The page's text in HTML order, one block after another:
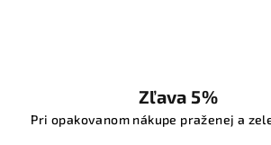
Zľava 5%
Pri opakovanom nákupe praženej a